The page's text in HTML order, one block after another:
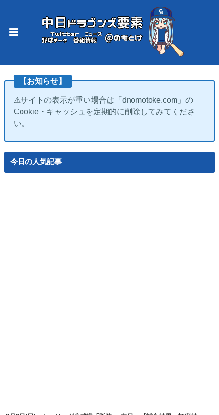
【お知らせ】
⚠サイトの表示が重い場合は「dnomotoke.com」の
Cookie・キャッシュを定期的に削除してみてくださ
い。
今日の人気記事